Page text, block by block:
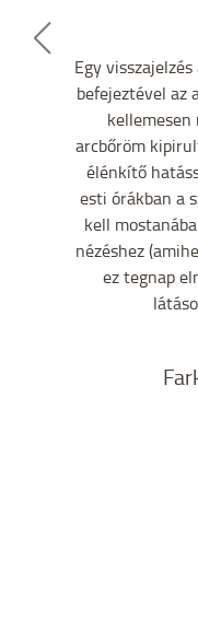
Egy
befejeztével az
kellemesen
arcbőröm
élénkítő
esti órákban a
kell
nézéshez
ez tegnap